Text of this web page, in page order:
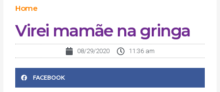
Home
Virei mamãe na gringa
08/29/2020 11:36 am
FACEBOOK